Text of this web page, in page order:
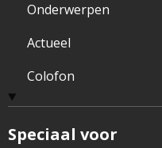
Onderwerpen
Actueel
Colofon
Speciaal voor